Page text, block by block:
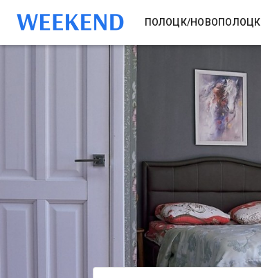
ПОЛОЦК/НОВОПОЛОЦК